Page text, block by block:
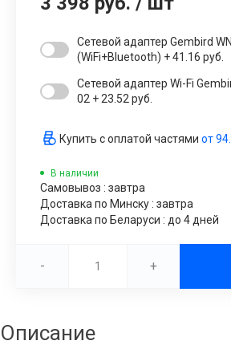
Сетевой адаптер Gembird
(WiFi+Bluetooth) + 41.16 руб.
Сетевой адаптер Wi-Fi
02 + 23.52 руб.
Купить с оплатой частями от
В наличии
Самовывоз : завтра
Доставка по Минску : завтра
Доставка по Беларуси : до 4 дней
- +
Описание